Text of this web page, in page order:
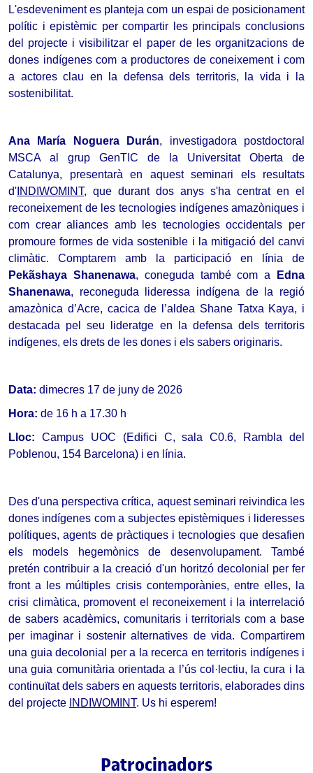
L'esdeveniment es planteja com un espai de posicionament
polític i epistèmic per compartir les principals conclusions
del projecte i visibilitzar el paper de les organitzacions de
dones indígenes com a productores de coneixement i com
a actores clau en la defensa dels territoris, la vida i la
sostenibilitat.
Ana María Noguera Durán, investigadora postdoctoral
MSCA al grup GenTIC de la Universitat Oberta de
Catalunya, presentarà en aquest seminari els resultats
d' INDIWOMINT, que durant dos anys s'ha centrat en el
reconeixement de les tecnologies indígenes amazòniques i
com crear aliances amb les tecnologies occidentals per
promoure formes de vida sostenible i la mitigació del canvi
climàtic.
Pekãshaya Shanenawa, coneguda també com a
Edna
Shanenawa, reconeguda lideressa indígena de la regió
amazònica d’Acre, cacica de l’aldea Shane Tatxa Kaya, i
destacada pel seu lideratge en la defensa dels territoris
indígenes, els drets de les dones i els sabers originaris.
Data: dimecres 17 de juny de 2026
Hora: de 16 h a 17.30 h
Lloc: Campus UOC (Edifici C, sala C0.6, Rambla del
Poblenou, 154 Barcelona) i en línia.
Des d'una perspectiva crítica, aquest seminari reivindica les
dones indígenes com a subjectes epistèmiques i lideresses
polítiques, agents de pràctiques i tecnologies que desafien
els models hegemònics de desenvolupament. També
pretén contribuir a la creació d'un horitzó decolonial per fer
front a les múltiples crisis contemporànies, entre elles, la
crisi climàtica, promovent el reconeixement i la interrelació
de sabers acadèmics, comunitaris i territorials com a base
per imaginar i sostenir alternatives de vida. Compartirem
una guia decolonial per a la recerca en territoris indígenes i
una guia comunitària orientada a l’ús col·lectiu, la cura i la
continuïtat dels sabers en aquests territoris, elaborades dins
del projecte INDIWOMINT. Us hi esperem!
Patrocinadors